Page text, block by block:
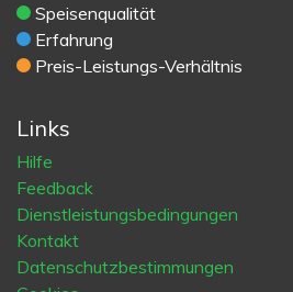
Speisenqualität
Erfahrung
Preis-Leistungs-Verhältnis
Links
Hilfe
Feedback
Dienstleistungsbedingungen
Kontakt
Datenschutzbestimmungen